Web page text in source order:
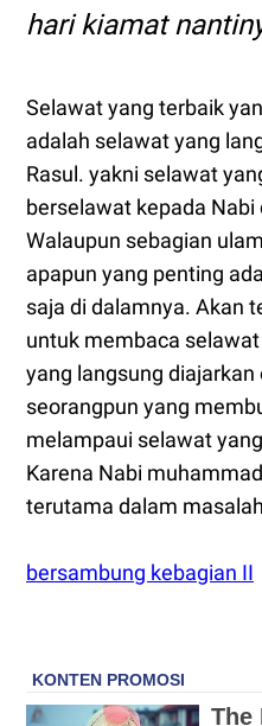
hari kiamat
Selawat yang terbaik
adalah selawat yang
Rasul. yakni selawat
berselawat kepada Nabi
Walaupun sebagian
apapun yang penting
saja di dalamnya. Akan
untuk membaca
yang langsung diajarkan
seorangpun yang
melampaui selawat
Karena Nabi
terutama dalam
bersambung kebagian II